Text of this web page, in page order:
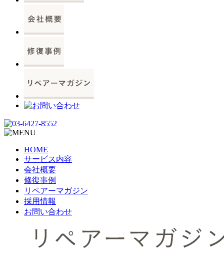
HOME
サービス内容
会社概要
修復事例
リペアーマガジン
採用情報
お問い合わせ